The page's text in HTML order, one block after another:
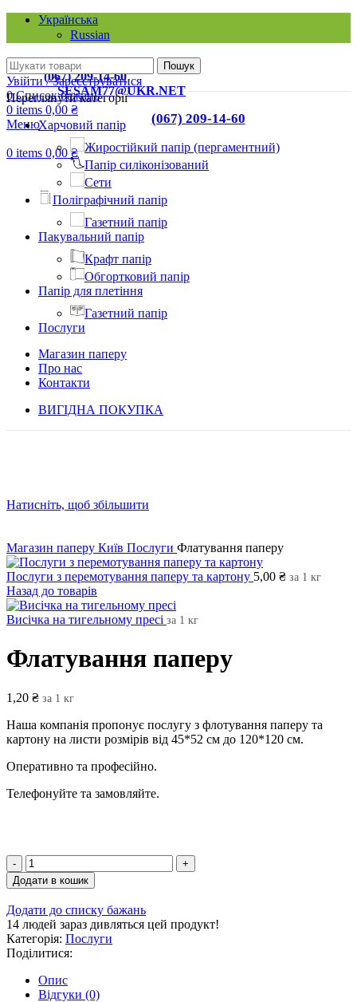
Українська
Russian
КИЇВ, 03067, ВУЛ. О. ТИХОГО, 42-А
ТЕЛ.:(067) 209-14-60
EMAIL:SESAM77@UKR.NET
ТЕЛ.: (067) 209-14-60
Пошук
Увійти / Зареєструватися
0Список бажань
0 items 0,00 ₴
Меню
0 items 0,00₴
Переглянути категорії
Харчовий папір
Жиростійкий папір (пергаментний)
Папір силіконізований
Сети
Поліграфічний папір
Газетний папір
Пакувальний папір
Крафт папір
Обгортковий папір
Папір для плетіння
Газетний папір
Послуги
Магазин паперу
Про нас
Контакти
ВИГІДНА ПОКУПКА
Натисніть, щоб збільшити
Магазин паперу Київ Послуги Флатування паперу
Послуги з перемотування паперу та картону 5,00 ₴ за 1 кг
Назад до товарів
Висічка на тигельному пресі за 1 кг
Флатування паперу
1,20 ₴ за 1 кг
Наша компанія пропонує послугу з флотування паперу та
картону на листи розмірів від 45*52 см до 120*120 см.
Оперативно та професійно.
Телефонуйте та замовляйте.
Додати в кошик
Додати до списку бажань
14 людей зараз дивляться цей продукт!
Категорія: Послуги
Поділитися:
Опис
Відгуки (0)